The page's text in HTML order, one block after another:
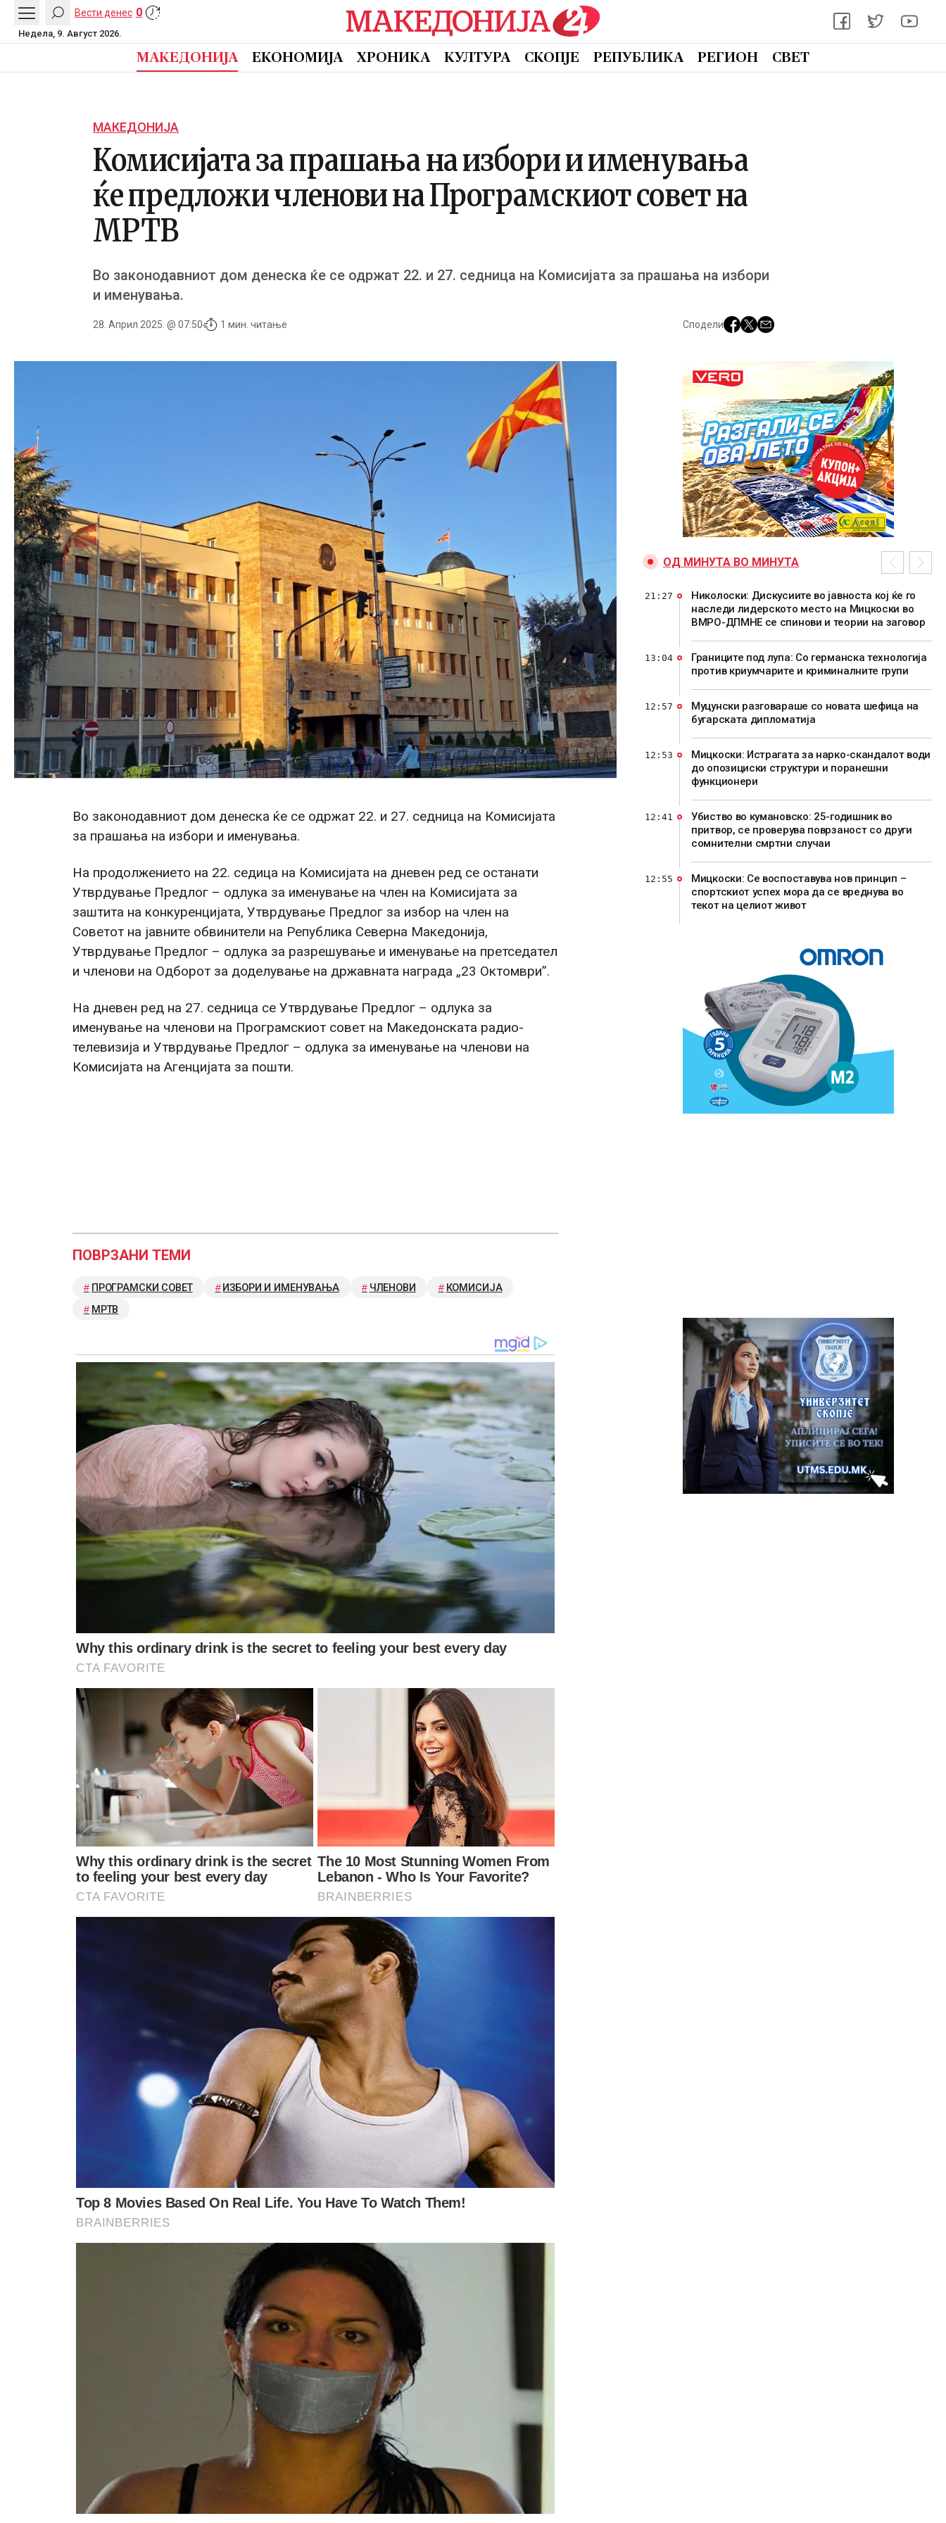
Вести денес 0
Недела, 9. Август 2026.
МАКЕДОНИЈА ЕКОНОМИЈА ХРОНИКА КУЛТУРА СКОПЈЕ РЕПУБЛИКА РЕГИОН СВЕТ
МАКЕДОНИЈА
Комисијата за прашања на избори и именувања
ќе предложи членови на Програмскиот совет на
МРТВ
Во законодавниот дом денеска ќе се одржат 22. и 27. седница на Комисијата за прашања на избори
и именувања.
28. Април 2025. @ 07:50 1 мин. читање Сподели
Во законодавниот дом денеска ќе се одржат 22. и 27. седница на Комисијата
за прашања на избори и именувања.
На продолжението на 22. седица на Комисијата на дневен ред се останати
Утврдување Предлог – одлука за именување на член на Комисијата за
заштита на конкуренцијата, Утврдување Предлог за избор на член на
Советот на јавните обвинители на Република Северна Македонија,
Утврдување Предлог – одлука за разрешување и именување на претседател
и членови на Одборот за доделување на државната награда „23 Октомври”.
На дневен ред на 27. седница се Утврдување Предлог – одлука за
именување на членови на Програмскиот совет на Македонската радио-
телевизија и Утврдување Предлог – одлука за именување на членови на
Комисијата на Агенцијата за пошти.
ПОВРЗАНИ ТЕМИ
ПРОГРАМСКИ СОВЕТ ИЗБОРИ И ИМЕНУВАЊА ЧЛЕНОВИ
КОМИСИЈА
МРТВ
ОД МИНУТА ВО МИНУТА
Николоски: Дискусиите во јавноста кој ќе го
наследи лидерското место на Мицкоски во
ВМРО-ДПМНЕ се спинови и теории на заговор
21:27
Границите под лупа: Со германска технологија
против криумчарите и криминалните групи
13:04
Муцунски разговараше со новата шефица на
бугарската дипломатија
12:57
Мицкоски: Истрагата за нарко-скандалот води
до опозициски структури и поранешни
функционери
12:53
Убиство во кумановско: 25-годишник во
притвор, се проверува поврзаност со други
сомнителни смртни случаи
12:41
Мицкоски: Се воспоставува нов принцип –
спортскиот успех мора да се вреднува во
текот на целиот живот
12:55